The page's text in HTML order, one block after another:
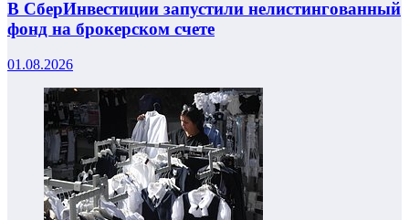
В СберИнвестиции запустили нелистингованный
фонд на брокерском счете
01.08.2026